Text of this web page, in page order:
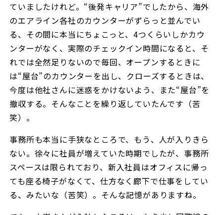
ていましたけれど。“後発キャリア”でしたから、海外
のエアライン各社のカウンターがずらっと並んでい
る、その間に本当にちょこっと、4つくらいしかカウ
ンターがなく、実際のチェックイン時間になると、そ
れでは全然足りないので毎回、オープンするときに
は“屋台”のカウンターを出し、クローズするときは、
今度は他社さんに迷惑をかけないよう、また“屋台”を
撤収する。そんなことを繰り返していたんです（苦
笑）。
事務所も本当に手狭なところで、もう、人が入りきら
ない。徐々に社員が増えていた時期でしたが、事務所
スペースは限られており、新入社員はオフィスに帰っ
ても座る椅子がなくて、仕方なく廊下で仕事をしてい
る、みたいな（苦笑）。そんな記憶がありますね。